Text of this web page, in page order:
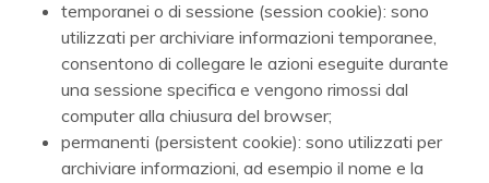
temporanei o di sessione (session cookie): sono
utilizzati per archiviare informazioni temporanee,
consentono di collegare le azioni eseguite durante
una sessione specifica e vengono rimossi dal
computer alla chiusura del browser;
permanenti (persistent cookie): sono utilizzati per
archiviare informazioni, ad esempio il nome e la